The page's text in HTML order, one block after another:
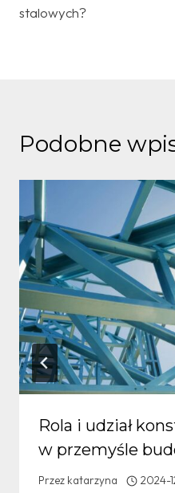
stalowych?
Podobne
Rola i udział
w przemyśle
Przez katarzyna 2024-